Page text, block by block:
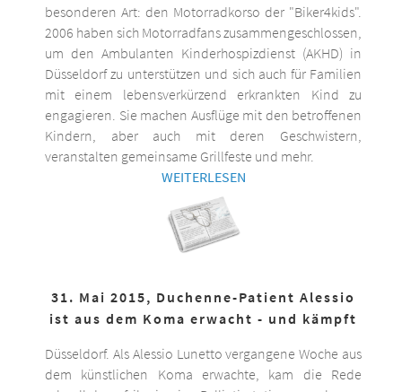
besonderen Art: den Motorradkorso der "Biker4kids".
2006 haben sich Motorradfans zusammengeschlossen,
um den Ambulanten Kinderhospizdienst (AKHD) in
Düsseldorf zu unterstützen und sich auch für Familien
mit einem lebensverkürzend erkrankten Kind zu
engagieren. Sie machen Ausflüge mit den betroffenen
Kindern, aber auch mit deren Geschwistern,
veranstalten gemeinsame Grillfeste und mehr.
WEITERLESEN
31. Mai 2015, Duchenne-Patient Alessio
ist aus dem Koma erwacht - und kämpft
Düsseldorf. Als Alessio Lunetto vergangene Woche aus
dem künstlichen Koma erwachte, kam die Rede